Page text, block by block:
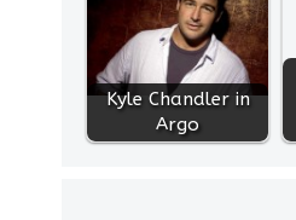
Kyle Chandler in
Argo